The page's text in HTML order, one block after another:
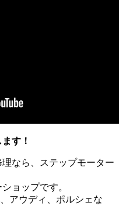
す！
なら、ステップモーター
ョップです。
アウディ、ポルシェな